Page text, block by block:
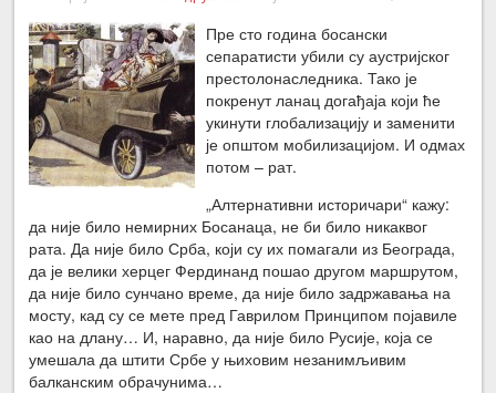
←Претходна вест
Следећа вест →
Пре сто година босански
сепаратисти убили су аустријског
престолонаследника. Тако је
покренут ланац догађаја који ће
укинути глобализацију и заменити
је општом мобилизацијом. И одмах
потом – рат.
„Алтернативни историчари“ кажу:
да није било немирних Босанаца, не би било никаквог
рата. Да није било Срба, који су их помагали из Београда,
да је велики херцег Фердинанд пошао другом маршрутом,
да није било сунчано време, да није било задржавања на
мосту, кад су се мете пред Гаврилом Принципом појавиле
као на длану… И, наравно, да није било Русије, која се
умешала да штити Србе у њиховим незанимљивим
балканским обрачунима…